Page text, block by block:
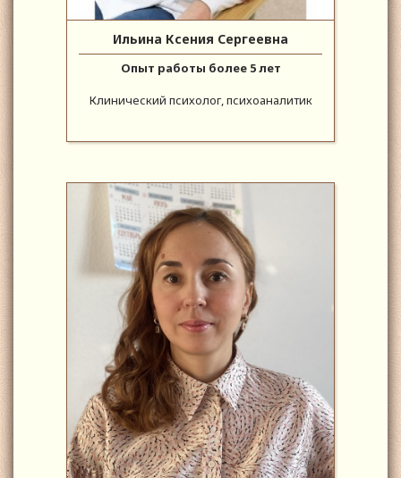
Ильина Ксения Сергеевна
Опыт работы более 5 лет
Клинический психолог, психоаналитик